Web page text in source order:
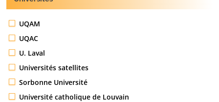
UQAM
UQAC
U. Laval
Universités satellites
Sorbonne Université
Université catholique de Louvain